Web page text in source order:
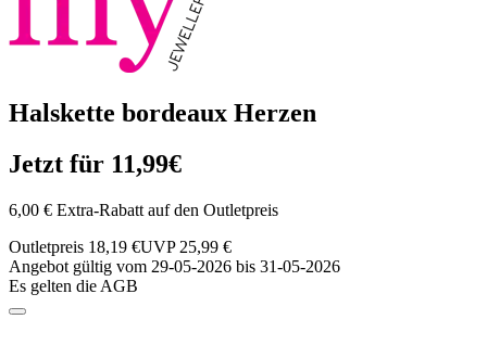
Halskette bordeaux Herzen
Jetzt für 11,99€
6,00 € Extra-Rabatt auf den Outletpreis
Outletpreis 18,19 €UVP 25,99 €
Angebot gültig vom 29-05-2026 bis 31-05-2026
Es gelten die AGB